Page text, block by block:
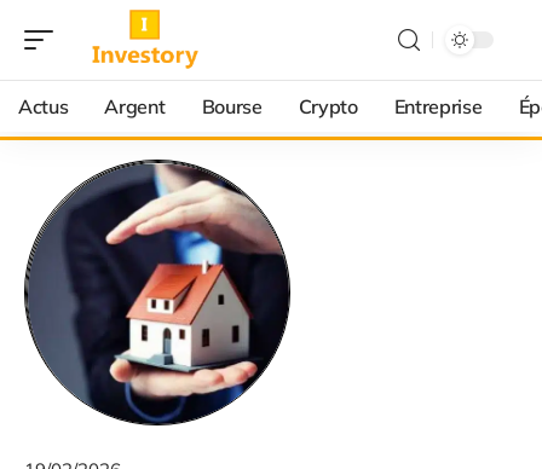
Actus Argent Bourse Crypto Entreprise